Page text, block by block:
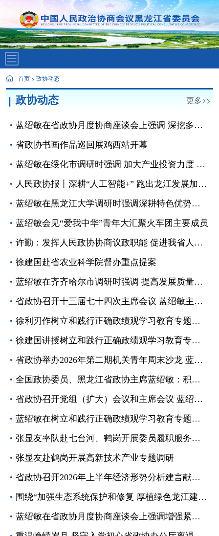
首页 > 政协动态
政协动态 更多>>
蓝绍敏在省政协月度协商座谈会上强调 深挖多元经济潜能 促进经济稳定增长
省政协书画作品巡回展鸡西站开幕
蓝绍敏在绥化市调研时强调 加大产业投资力度 增强振兴发展动能
人民政协报丨深耕“人工智能+” 跑出龙江发展加速度——黑龙江省政协十三届十五次常委会会议侧记
蓝绍敏在黑龙江大学调研时强调深耕特色优势学科 聚力攻坚“双一流”建设 赋能黑龙江高质量发展
蓝绍敏会见“爱我中华”青年大汇聚火车团主要成员
许勤：发挥人民政协协商议政职能 促进我省人工智能高质量发展
徐建国赴省农业科学院督办重点提案
蓝绍敏在齐齐哈尔市调研时强调 提高发展质量和增长速度 为全省完成全年目标挑重担作贡献
省政协召开十三届七十四次主席会议 蓝绍敏主持并讲话
徐利刃作树立和践行正确政绩观学习教育专题党课辅导
徐建国讲授树立和践行正确政绩观学习教育专题党课
省政协举办2026年第二期机关青年周末沙龙 蓝绍敏出席并讲话
全国政协委员、黑龙江省政协主席蓝绍敏：积极应对人口老龄化
省政协召开党组（扩大）会议和主席会议 蓝绍敏主持并讲话
蓝绍敏在树立和践行正确政绩观学习教育专题党课上强调 树好正确政绩观 走好履职担当路
张显友率队赴七台河、鹤岗开展委员履职服务下基层活动
张显友赴鹤岗开展高新技术产业专题调研
省政协召开2026年上半年经济形势分析建言献策会 蓝绍敏出席并讲话
围绕“加强生态系统保护和修复 厚植绿色龙江建设底色” 钱福永率联合调研组赴齐齐哈尔、大兴安岭调研
蓝绍敏在省政协月度协商座谈会上强调增强紧迫意识用好政策红利提升平台功能 推动通道经济向多元化经济发展转变